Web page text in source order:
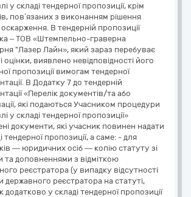
у складі тендерної пропозиції, крім
пов’язаних з виконанням рішення
В тендерній пропозиції
– ТОВ «Штемпельно-граверна
"Лазер Лайн», який зараз перебуває
оцінки, виявлено невідповідності його
пропозиції вимогам тендерної
В Додатку 7 до тендерній
«Перелік документів/та або
які подаються Учасником процедури
у складі тендерної пропозиції»
документи, які учасник повинен надати
тендерної пропозиції, а саме: - для
— юридичних осіб — копію статуту зі
та доповненнями з відміткою
реєстратора (у випадку відсутності
державного реєстратора на статуті,
додатково у складі тендерної пропозиції